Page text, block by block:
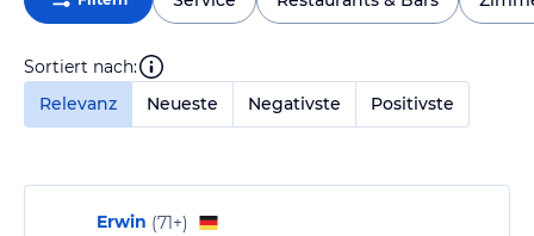
Sortiert nach:
Relevanz
Neueste Negativste Positivste
Erwin (71+)